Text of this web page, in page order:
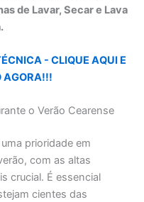
de Lavar, Secar e Lava
- CLIQUE AQUI E
AGORA!!!
o Verão Cearense
prioridade em
com as altas
crucial. É essencial
cientes das